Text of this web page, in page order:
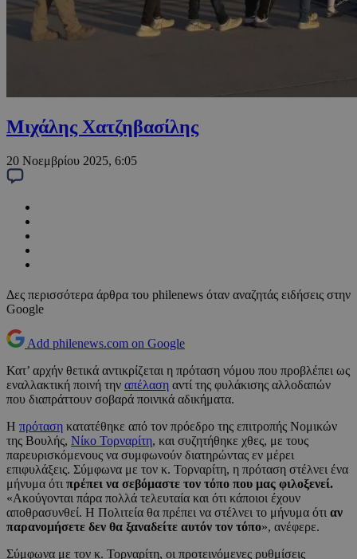
Μιχάλης Χατζηβασίλης
20 Νοεμβρίου 2025, 6:05
Δες περισσότερα άρθρα του philenews όταν αναζητάς ειδήσεις στην
Google
Add philenews.com on Google
Κατ’ αρχήν θετικά αντικρίζεται η πρόταση νόμου που προβλέπει ως
εναλλακτική ποινή την απέλαση αντί της φυλάκισης αλλοδαπών
που διαπράττουν σοβαρά ποινικά αδικήματα.
Η πρόταση κατατέθηκε από τον πρόεδρο της επιτροπής Νομικών
της Βουλής, Νίκο Τορναρίτη, και συζητήθηκε χθες, με τους
παρευρισκόμενους να συμφωνούν διατηρώντας εν μέρει
επιφυλάξεις. Σύμφωνα με τον κ. Τορναρίτη, η πρόταση στέλνει ένα
μήνυμα ότι πρέπει να σεβόμαστε τον τόπο που μας φιλοξενεί.
«Ακούγονται πάρα πολλά τελευταία και ότι κάποιοι έχουν
αποθρασυνθεί. Η Πολιτεία θα πρέπει να στέλνει το μήνυμα ότι αν
παρανομήσετε δεν θα ξαναδείτε αυτόν τον τόπο», ανέφερε.
Σύμφωνα με τον κ. Τορναρίτη, οι προτεινόμενες ρυθμίσεις